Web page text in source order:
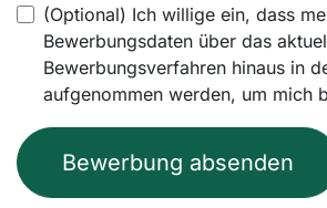
(Optional) Ich willige ein, dass
Bewerbungsdaten über das
Bewerbungsverfahren hinaus in
aufgenommen werden, um mich
Bewerbung absenden